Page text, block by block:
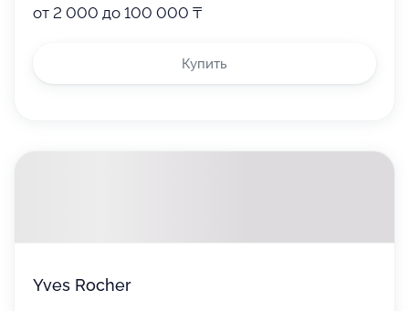
от 2 000 до 100 000 ₸
Купить
Yves Rocher